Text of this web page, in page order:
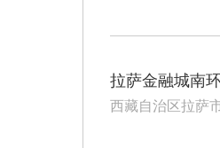
拉萨金融城南
西藏自治区拉萨